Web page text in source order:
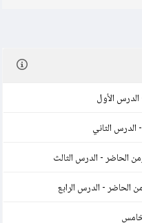
الدرس الأول
الدرس الثاني
الحاضر - الدرس الثالث
الحاضر - الدرس الرابع